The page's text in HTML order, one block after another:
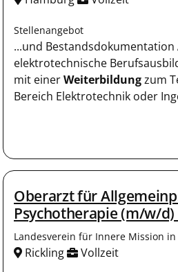
Stellenangebot
...und Bestandsdokumentation
elektrotechnische
mit einerWeiterbildungzum
Bereich Elektrotechnik oder
Oberarzt für
Psychotherapie (m/w/d)
Landesverein für Innere Mission
Rickling Vollzeit